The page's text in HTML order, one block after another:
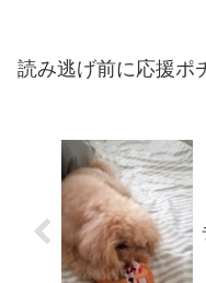
読み逃げ前に応援